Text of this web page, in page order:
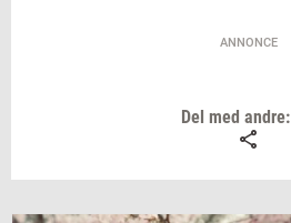
ANNONCE
Del med andre: